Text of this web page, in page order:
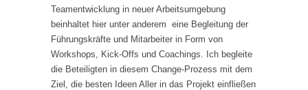
Teamentwicklung in neuer Arbeitsumgebung
beinhaltet hier unter anderem eine Begleitung der
Führungskräfte und Mitarbeiter in Form von
Workshops, Kick-Offs und Coachings. Ich begleite
die Beteiligten in diesem Change-Prozess mit dem
Ziel, die besten Ideen Aller in das Projekt einfließen